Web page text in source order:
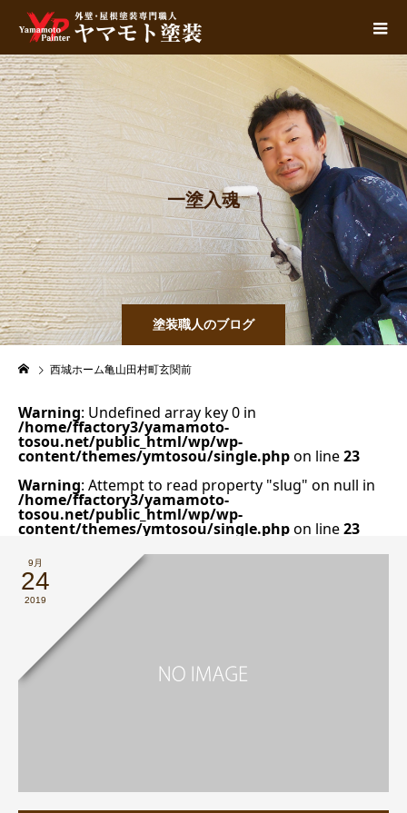
塗装職人のブログ
一塗入魂
西城ホーム亀山田村町玄関前
Warning: Undefined array key 0 in
/home/ffactory3/yamamoto-
tosou.net/public_html/wp/wp-
content/themes/ymtosou/single.phpon line23
Warning: Attempt to read property "slug" on null in
/home/ffactory3/yamamoto-
tosou.net/public_html/wp/wp-
content/themes/ymtosou/single.phpon line23
9月
24
2019